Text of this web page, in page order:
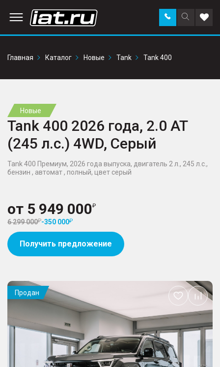
Поиск
по
Заказать
звонок в
Главная
Каталог Новые Tank Tank 400
Новые
Tank 400 2026 года, 2.0 AT
(245 л.с.) 4WD, Серый
Tank 400 Премиум, 2026 года выпуска, двигатель 2 л., 245 л.с.,
бензин , автомат , полный, цвет серый
от 5 949 000
6 299 000 -350 000
Получить предложение
Продан
Добавить
в
избранное